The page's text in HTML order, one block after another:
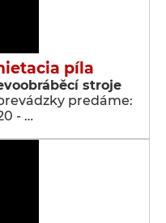
píla
stroje
predáme:
- …